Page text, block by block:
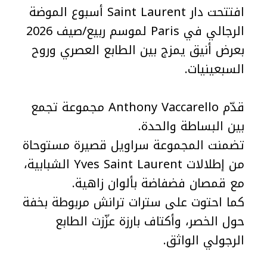
افتتحت دار Saint Laurent أسبوع الموضة
الرجالي في Paris لموسم ربيع/صيف 2026
بعرض أنيق يمزج بين الطابع العصري وروح
السبعينيات.
قدّم Anthony Vaccarello مجموعة تجمع
بين البساطة والحدة.
تضمنت المجموعة سراويل قصيرة مستوحاة
من إطلالات Yves Saint Laurent الشبابية،
مع قمصان فضفاضة بألوان زاهية.
كما احتوت على سترات ترانش مربوطة بخفة
حول الخصر، وأكتاف بارزة عزّزت الطابع
الرجولي الواثق.